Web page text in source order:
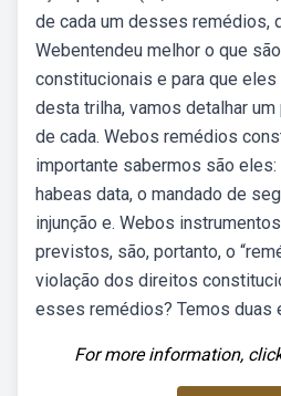
de cada um desses remédios,
Webentendeu melhor o que
constitucionais e para que
desta trilha, vamos detalhar
de cada. Webos remédios
importante sabermos são eles:
habeas data, o mandado de
injunção e. Webos
previstos, são, portanto, o
violação dos direitos
esses remédios? Temos duas
For more information,